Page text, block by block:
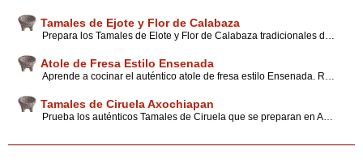
Tamales de Ejote y Flor de Calabaza
Atole de Fresa Estilo Ensenada
Tamales de Ciruela Axochiapan